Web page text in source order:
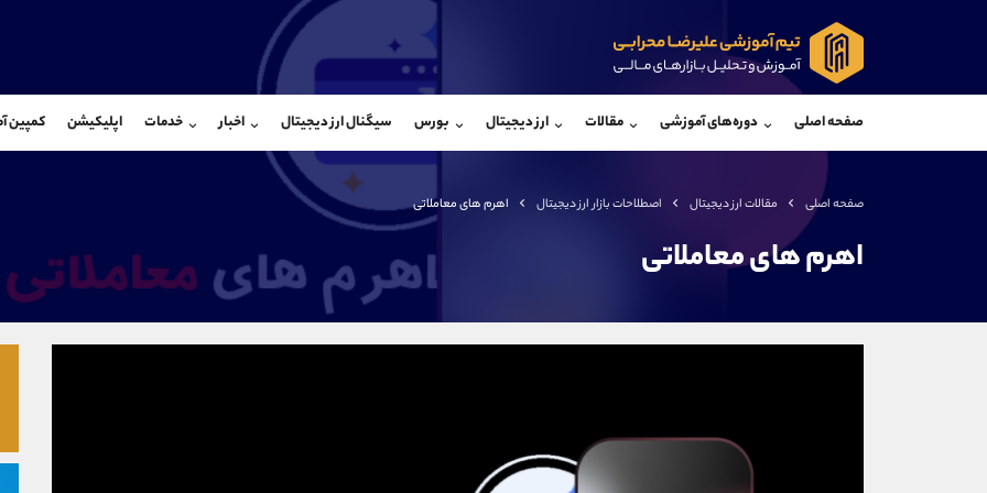
صفحه اصلی دوره‌های آموزشی مقالات ارز دیجیتال بورس سیگنال ارز دیجیتال اخبار خدمات اپلیکیشن کمپین
صفحه اصلی مقالات ارز دیجیتال اصطلاحات بازار ارز دیجیتال اهرم های معاملاتی
اهرم های معاملاتی
تلگرام @Armteam_admin_104
شروع گفتگو
@Armteam_admin_33
تلفن